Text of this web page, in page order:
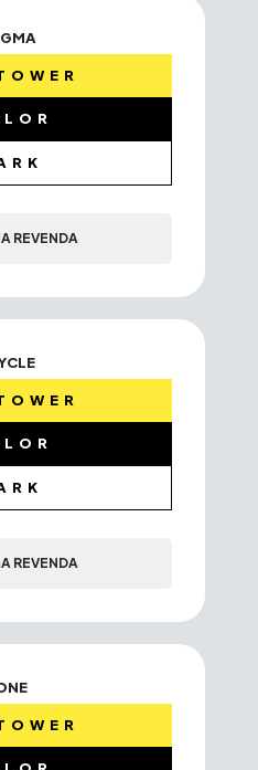
REVENDA
REVENDA